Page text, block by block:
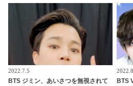
なるその意味とは？
その
2022.7.5
BTS ジミン、あいさつを無視されて
BTS